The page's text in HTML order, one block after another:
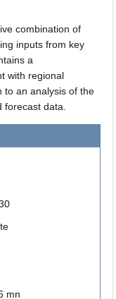
combination of
inputs from key
a
with regional
to an analysis of the
data.
mn